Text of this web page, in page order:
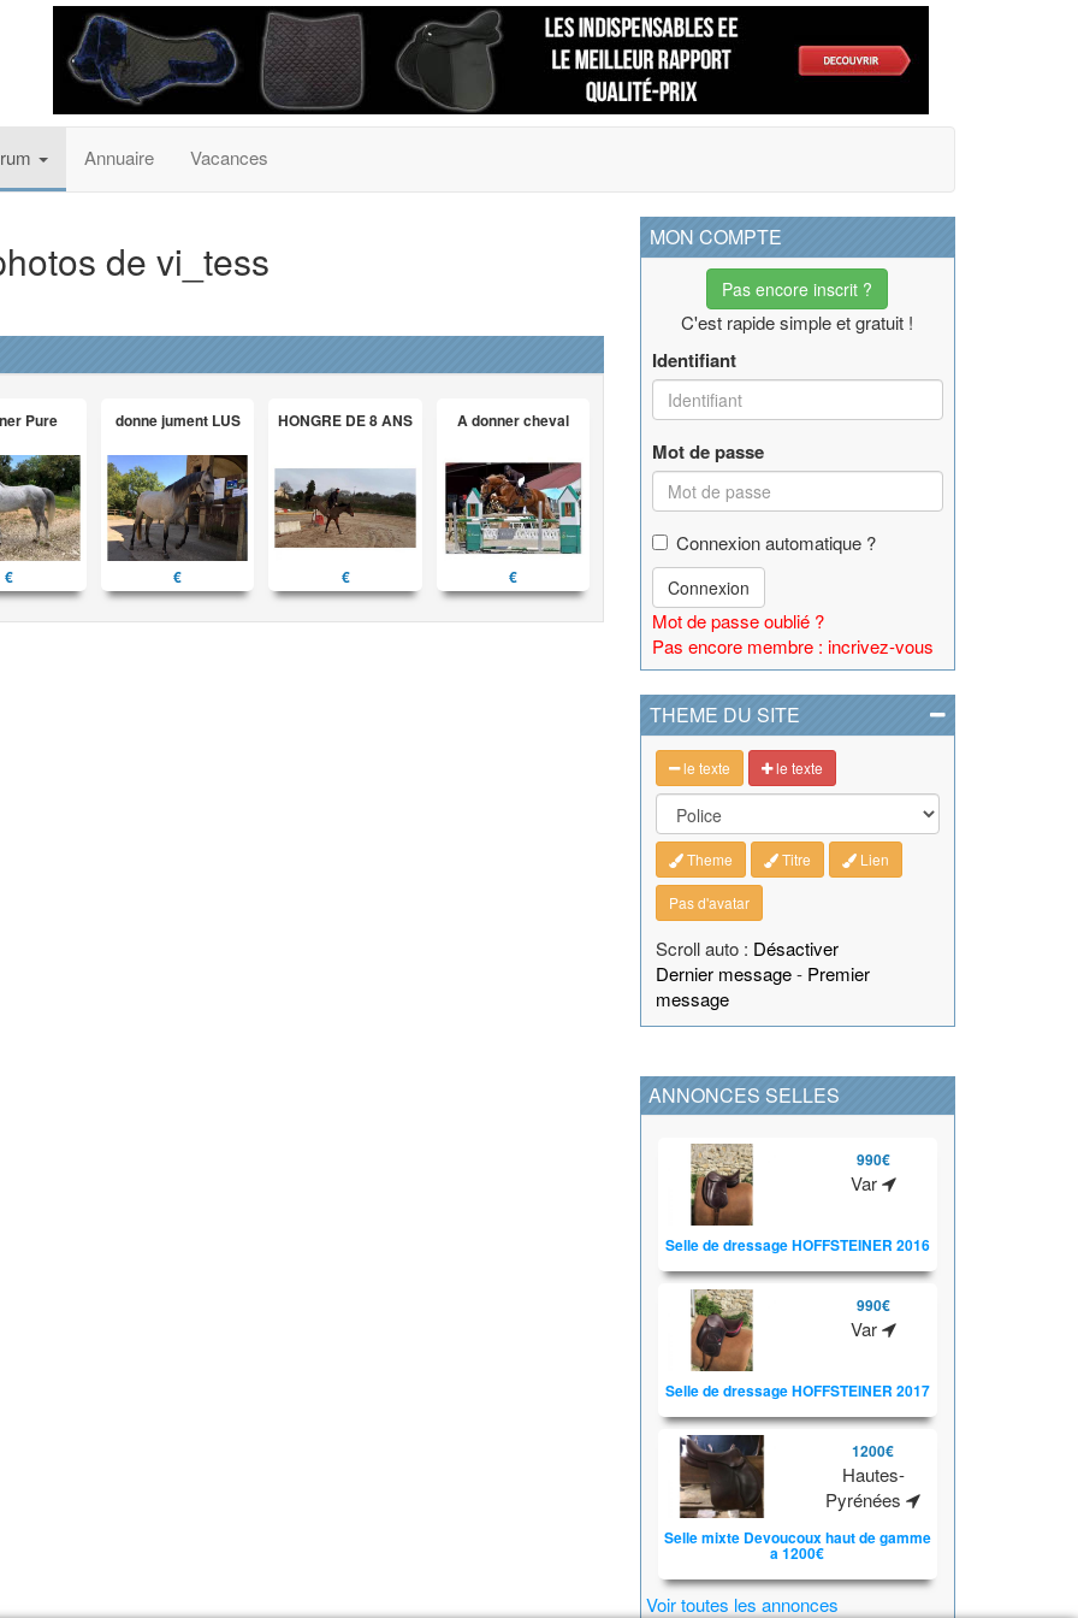
Annuaire Vacances
de vi_tess
Pure
€
donne jument LUS
€
HONGRE DE 8 ANS
€
A donner cheval
€
MON COMPTE
Pas encore inscrit ?
C'est rapide simple et gratuit !
Identifiant
Mot de passe
Connexion automatique ?
Connexion
Mot de passe oublié ?
Pas encore membre : incrivez-vous
THEME DU SITE
le texte le texte
Theme Titre Lien
Pas d'avatar
Scroll auto : Désactiver
Dernier message- Premier
message
ANNONCES SELLES
990€
Var
Selle de dressage HOFFSTEINER 2016
990€
Var
Selle de dressage HOFFSTEINER 2017
1200€
Hautes-
Pyrénées
Selle mixte Devoucoux haut de gamme
a 1200€
Voir toutes les annonces